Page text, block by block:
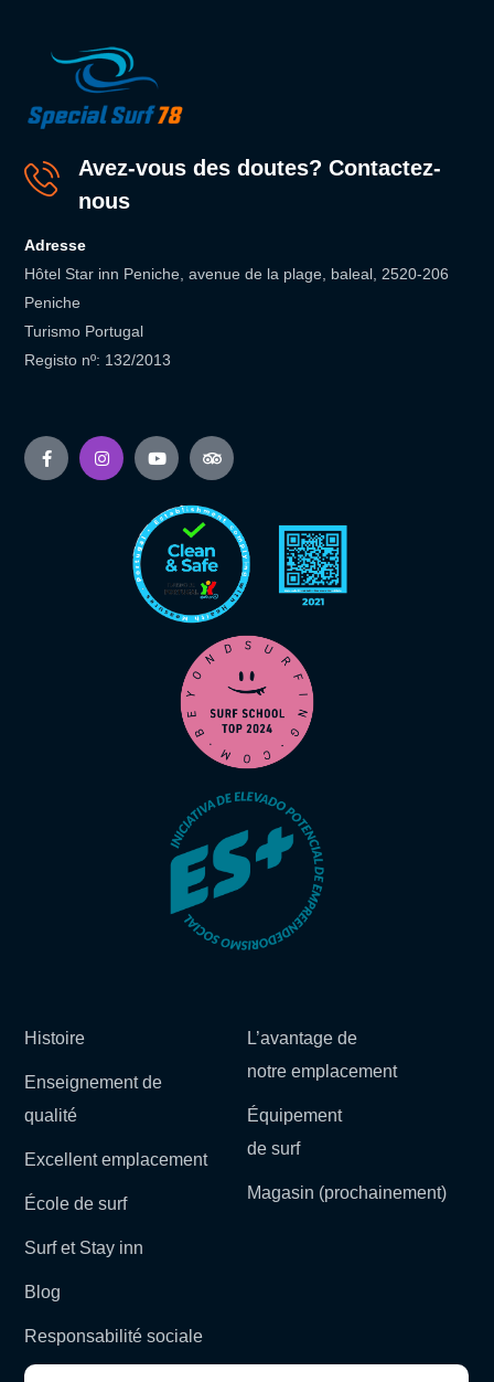
Avez-vous des doutes? Contactez-
nous
Adresse
Hôtel Star inn Peniche, avenue de la plage, baleal, 2520-206
Peniche
Turismo Portugal
Registo nº: 132/2013
Histoire
Enseignement de
qualité
Excellent emplacement
École de surf
L’avantage de
notre emplacement
Équipement
de surf
Magasin (prochainement)
Surf et Stay inn
Blog
Responsabilité sociale